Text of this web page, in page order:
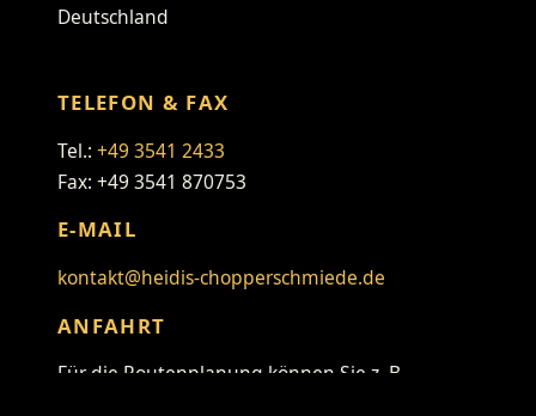
Deutschland
TELEFON & FAX
Tel.: +49 3541 2433
Fax: +49 3541 870753
E-MAIL
kontakt@heidis-chopperschmiede.de
ANFAHRT
Für die Routenplanung können Sie z. B.